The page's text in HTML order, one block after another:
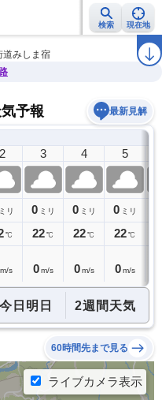
検索 現在地
警報・注意報 ラ
道みしま宿
予報 最新見解
2
ミリ
℃
m/s
3
0 ミリ
22℃
0 m/s
4
0 ミリ
22℃
0 m/s
5
0 ミリ
22℃
0 m/s
今日明日 2週間天気
60時間先まで見る